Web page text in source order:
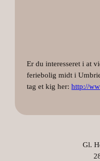
Er du interesseret i at
feriebolig midt i
tag et kig her:http://
Gl.